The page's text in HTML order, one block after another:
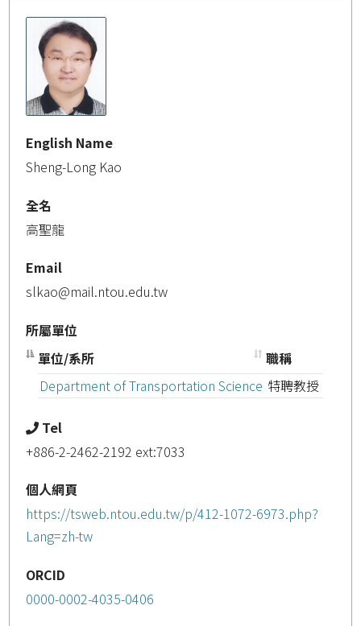
English Name
Sheng-Long Kao
全名
高聖龍
Email
slkao@mail.ntou.edu.tw
所屬單位
單位/系所
職稱
Department of Transportation Science 特聘教授
Tel
+886-2-2462-2192 ext:7033
個人網頁
https://tsweb.ntou.edu.tw/p/412-1072-6973.php?
Lang=zh-tw
ORCID
0000-0002-4035-0406